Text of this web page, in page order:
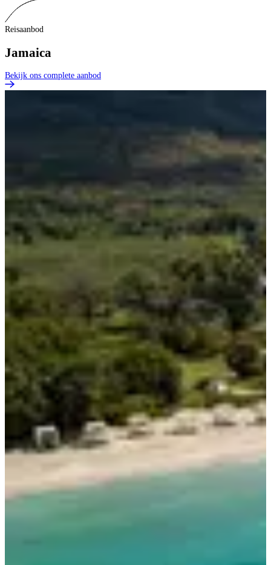
Reisaanbod
Jamaica
Bekijk ons complete aanbod